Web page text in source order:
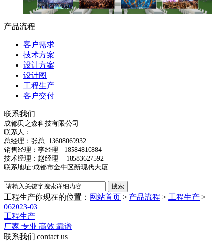
产品流程
客户需求
技术方案
设计方案
设计图
工程生产
客户交付
联系我们
成都贝之森科技有限公司
联系人：
总经理： 张总 13608069932
销售经理：李经理 18584810884
技术经理：赵经理 18583627592
联系地址:成都市金牛区新现代大厦
工程生产你现在的位置： 网站首页 > 产品流程 > 工程生产 >
062023-03
工程生产
厂家 专业 高效 靠谱
联系我们 contact us